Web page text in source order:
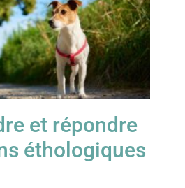
et répondre
éthologiques